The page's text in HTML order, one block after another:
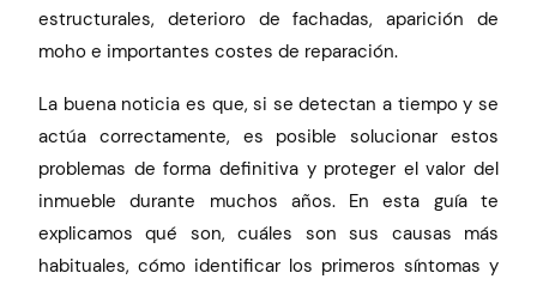
estructurales, deterioro de fachadas, aparición de
moho e importantes costes de reparación.
La buena noticia es que, si se detectan a tiempo y se
actúa correctamente, es posible solucionar estos
problemas de forma definitiva y proteger el valor del
inmueble durante muchos años. En esta guía te
explicamos qué son, cuáles son sus causas más
habituales, cómo identificar los primeros síntomas y